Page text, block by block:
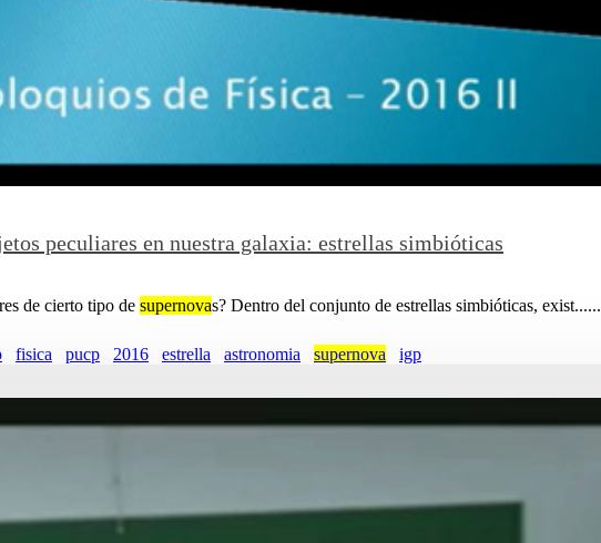
peculiares en nuestra galaxia: estrellas simbióticas
de cierto tipo de supernovas? Dentro del conjunto de estrellas simbióticas, exist......
fisica pucp 2016 estrella astronomia supernova igp